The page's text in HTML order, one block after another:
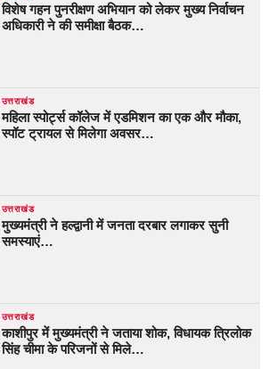
विशेष गहन पुनरीक्षण अभियान को लेकर मुख्य निर्वाचन
अधिकारी ने की समीक्षा बैठक…
उत्तराखंड
महिला स्पोर्ट्स कॉलेज में एडमिशन का एक और मौका,
स्पॉट ट्रायल से मिलेगा अवसर…
उत्तराखंड
मुख्यमंत्री ने हल्द्वानी में जनता दरबार लगाकर सुनी
समस्याएं…
उत्तराखंड
काशीपुर में मुख्यमंत्री ने जताया शोक, विधायक त्रिलोक
सिंह चीमा के परिजनों से मिले…